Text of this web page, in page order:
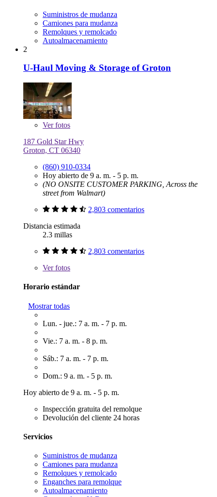
Suministros de mudanza
Camiones para mudanza
Remolques y remolcado
Autoalmacenamiento
2
U-Haul Moving & Storage of Groton
Verfotos
187 Gold Star Hwy
Groton, CT 06340
(860) 910-0334
Hoy abierto de 9 a. m. - 5 p. m.
(NO ONSITE CUSTOMER PARKING, Across the
street from Walmart)
2,803 comentarios
Distancia estimada
2.3 millas
2,803 comentarios
Verfotos
Horario estándar
Mostrar todas
Lun. - jue.: 7 a. m. - 7 p. m.
Vie.: 7 a. m. - 8 p. m.
Sáb.: 7 a. m. - 7 p. m.
Dom.: 9 a. m. - 5 p. m.
Hoy abierto de 9 a. m. - 5 p. m.
Inspección gratuita del remolque
Devolución del cliente 24 horas
Servicios
Suministros de mudanza
Camiones para mudanza
Remolques y remolcado
Enganches para remolque
Autoalmacenamiento